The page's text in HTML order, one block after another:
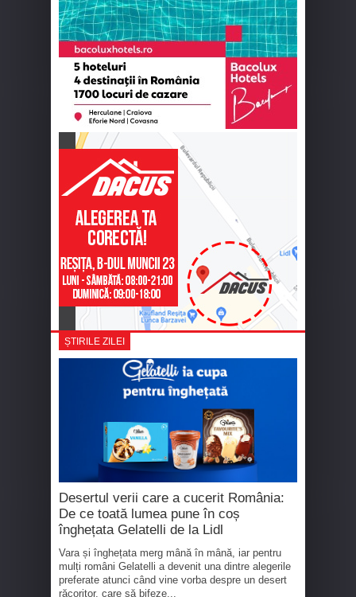
ȘTIRILE ZILEI
Desertul verii care a cucerit România:
De ce toată lumea pune în coș
înghețata Gelatelli de la Lidl
Vara și înghețata merg mână în mână, iar pentru
mulți români Gelatelli a devenit una dintre alegerile
preferate atunci când vine vorba despre un desert
răcoritor, care să bifeze...